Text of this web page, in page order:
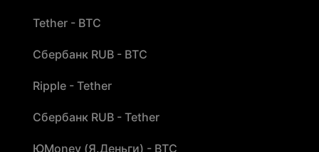
Tether - BTC
Сбербанк RUB - BTC
Ripple - Tether
Сбербанк RUB - Tether
ЮMoney (Я.Деньги) - BTC